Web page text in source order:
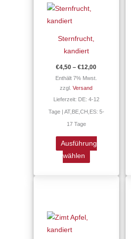
Sternfrucht,
kandiert
€4,50 –€12,00
Enthält 7% Mwst.
zzgl.Versand
Lieferzeit: DE: 4-12
Tage | AT,BE,CH,ES: 5-
17 Tage
Ausführung
wählen
mehrere
können
der
Produktseite
Preisspanne: